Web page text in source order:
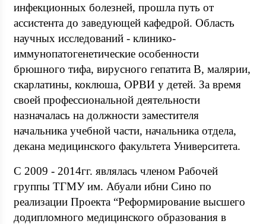
инфекционных болезней, прошла путь от
ассистента до заведующей кафедрой. Область
научных исследований - клинико-
иммунопатогенетические особенности
брюшного тифа, вирусного гепатита В, малярии,
скарлатины, коклюша, ОРВИ у детей. За время
своей профессиональной деятельности
назначалась на должности заместителя
начальника учебной части, начальника отдела,
декана медицинского факультета Университета.
С 2009 - 2014гг. являлась членом Рабочей
группы ТГМУ им. Абуали ибни Сино по
реализации Проекта “Реформирование высшего
додипломного медицинского образования в